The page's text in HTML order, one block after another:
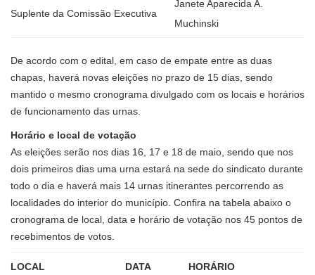
Suplente da Comissão Executiva
Janete Aparecida A.
Muchinski
De acordo com o edital, em caso de empate entre as duas
chapas, haverá novas eleições no prazo de 15 dias, sendo
mantido o mesmo cronograma divulgado com os locais e horários
de funcionamento das urnas.
Horário e local de votação
As eleições serão nos dias 16, 17 e 18 de maio, sendo que nos
dois primeiros dias uma urna estará na sede do sindicato durante
todo o dia e haverá mais 14 urnas itinerantes percorrendo as
localidades do interior do município. Confira na tabela abaixo o
cronograma de local, data e horário de votação nos 45 pontos de
recebimentos de votos.
LOCAL DATA HORÁRIO